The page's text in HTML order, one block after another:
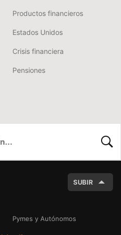
Productos financieros
Estados Unidos
Crisis financiera
Pensiones
SUBIR
Pymes y Autónomos